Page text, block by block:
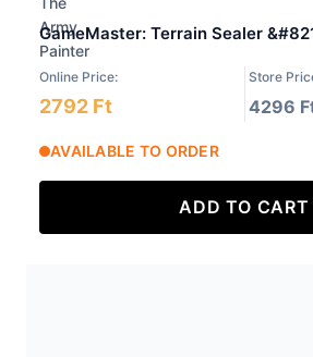
GameMaster: Terrain Sealer
Online Price: Store
2792 Ft 4296
AVAILABLE TO ORDER
ADD TO CART